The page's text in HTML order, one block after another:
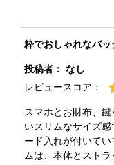
粋でおしゃれなバッ
投稿者：
なし
レビュースコア：
スマホとお財布、
いスリムなサイズ
ード入れが付いて
ムは、本体とスト